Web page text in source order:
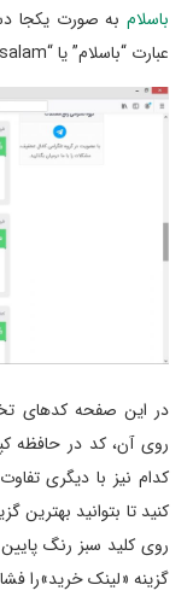
باسلام به صورت یکجا
عبارت “باسلام” یا “basalam” را جستجو کنید.
در این صفحه کدهای
روی آن، کد در حافظه
کدام نیز با دیگری
کنید تا بتوانید بهترین
روی کلید سبز رنگ
گزینه «لینک خرید»را